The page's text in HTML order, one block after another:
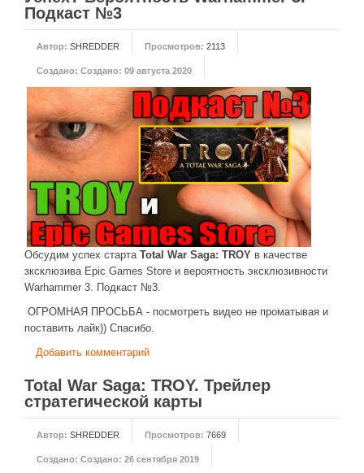
Крестовые походы
Античность
Подкаст №3
Автор: SHREDDER Просмотров: 2113
Создано: Создано: 09 августа 2020
Обсудим успех старта Total War Saga: TROY в качестве
зксклюзива Epic Games Store и вероятность эксклюзивности
Warhammer 3. Подкаст №3.
ОГРОМНАЯ ПРОСЬБА - посмотреть видео не проматывая и
поставить лайк)) Спасибо.
Добавить комментарий
Total War Saga: TROY. Трейлер
стратегической карты
Автор: SHREDDER Просмотров: 7669
Создано: Создано: 26 сентября 2019